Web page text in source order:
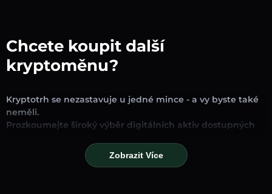
Chcete koupit další
kryptoměnu?
Kryptotrh se nezastavuje u jedné mince - a vy byste také
neměli.
Prozkoumejte široký výběr digitálních aktiv dostupných
hledáte zavedené stablecoiny, slibné altcoiny nebo
trendové nové tokeny, najdete je všechny na jednom
Zobrazit Více